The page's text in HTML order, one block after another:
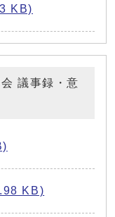
KB)
議事録・意
KB)